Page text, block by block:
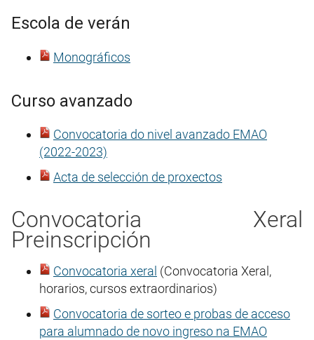
Escola de verán
Monográficos
Curso avanzado
Convocatoria do nivel avanzado EMAO
(2022-2023)
Acta de selección de proxectos
Convocatoria Xeral
Preinscripción
Convocatoria xeral (Convocatoria Xeral,
horarios, cursos extraordinarios)
Convocatoria de sorteo e probas de acceso
para alumnado de novo ingreso na EMAO